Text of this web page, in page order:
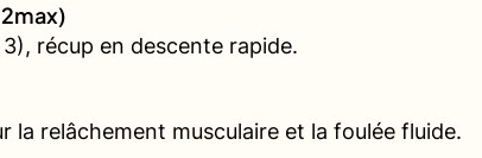
récup en descente rapide.
la relâchement musculaire et la foulée fluide.